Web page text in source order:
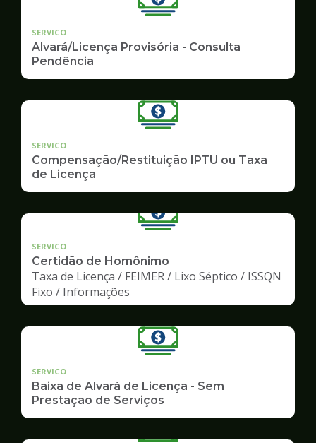
SERVICO
Alvará/Licença Provisória - Consulta
Pendência
SERVICO
Compensação/Restituição IPTU ou Taxa
de Licença
SERVICO
Certidão de Homônimo
Taxa de Licença / FEIMER / Lixo Séptico / ISSQN
Fixo / Informações
SERVICO
Baixa de Alvará de Licença - Sem
Prestação de Serviços